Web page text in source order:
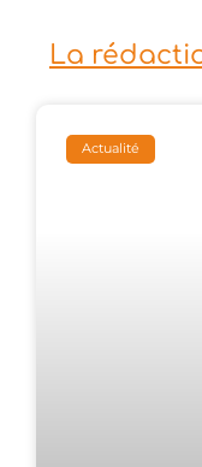
La
Actualité